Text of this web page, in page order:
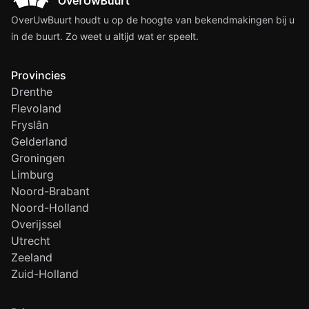
OverUwBuurt houdt u op de hoogte van bekendmakingen bij u
in de buurt. Zo weet u altijd wat er speelt.
Provincies
Drenthe
Flevoland
Fryslân
Gelderland
Groningen
Limburg
Noord-Brabant
Noord-Holland
Overijssel
Utrecht
Zeeland
Zuid-Holland